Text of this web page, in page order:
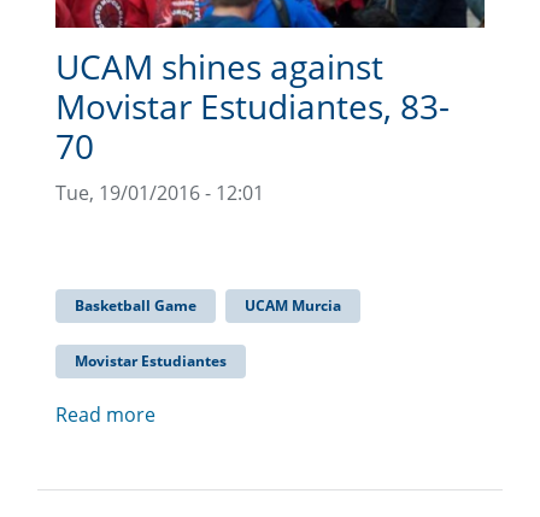
UCAM shines against
Movistar Estudiantes, 83-
70
Tue, 19/01/2016 - 12:01
Basketball Game UCAM Murcia
Movistar Estudiantes
Read more